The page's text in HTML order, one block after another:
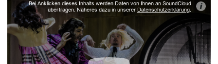
Bei Anklicken dieses Inhalts werden Daten von Ihnen an SoundCloud
übertragen. Näheres dazu in unserer Datenschutzerklärung. i